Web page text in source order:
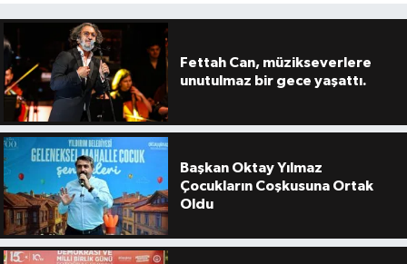
Fettah Can, müzikseverlere
unutulmaz bir gece yaşattı.
Başkan Oktay Yılmaz
Çocukların Coşkusuna Ortak
Oldu